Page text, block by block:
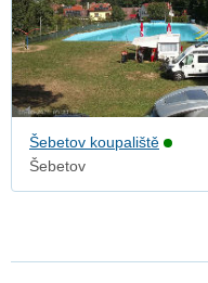
Šebetov koupaliště
Šebetov